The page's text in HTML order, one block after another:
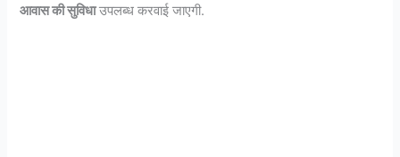
आवास की सुविधाउपलब्ध करवाई जाएगी.